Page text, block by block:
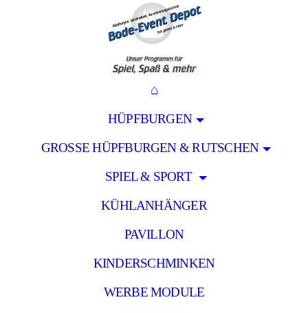
⌂
HÜPFBURGEN
GROSSE HÜPFBURGEN & RUTSCHEN
SPIEL & SPORT
KÜHLANHÄNGER
PAVILLON
KINDERSCHMINKEN
WERBE MODULE